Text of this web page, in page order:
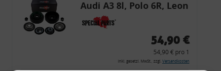
Audi A3 8l, Polo 6R, Leon
54,90 €
54,90 € pro 1
inkl. gesetzl. MwSt., zzgl. Versandkosten